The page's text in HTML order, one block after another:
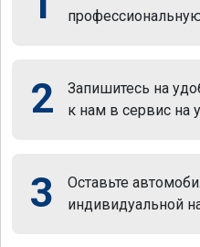
2
Запишитесь на
к нам в сервис на
3
Оставьте
индивидуальной